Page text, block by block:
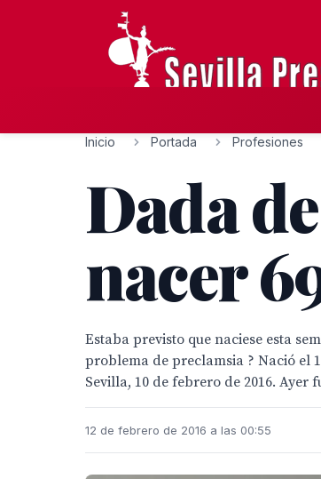
Inicio Portada Profesiones
Dada
nacer
Estaba previsto que naciese esta
problema de preclamsia ? Nació el
Sevilla, 10 de febrero de 2016. Ayer
12 de febrero de 2016 a las 00:55